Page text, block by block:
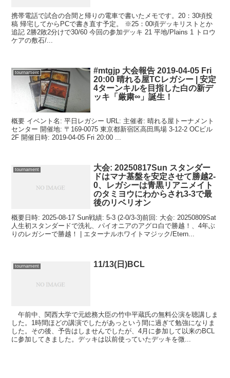
携帯電話で試合の合間と帰りの電車で書いたメモです。20：30頃投
稿 帰宅してからPCで書き直す予定。 ※25：00頃デッキリストとか
追記 2勝2敗2分けで30/60 今回の参加デッキ 21 平地/Plains 1 トロウ
ケアの敷石/...
tournament
#mtgjp 大会報告 2019-04-05 Fri
20:00 晴れる屋TCレガシー | 安定
4ターンキルを目指した白の新デ
ッキ「厳粛∞」誕生！
概要 イベント名: 平日レガシー URL: 主催者: 晴れる屋トーナメント
センター 開催地: 〒169-0075 東京都新宿区高田馬場 3-12-2 OCビル
2F 開催日時: 2019-04-05 Fri 20:00 ...
tournament
大会: 20250817Sun スタンダー
ドはマナ基盤を安定させて勝越2-
0、レガシーは青黒リアニメイト
のタミヨウにわからされ3-3で最
後のリベリオン
概要日時: 2025-08-17 Sun戦績: 5-3 (2-0/3-3)前回: 大会: 20250809Sat
人生初スタンダードで洗礼、パイオニアのアグロ白で勝越！、4年ぶ
りのレガシーで勝越！ | エターナルホワイトマジック/Etern...
tournament 11/13(日)BCL
午前中、関西大学で元総務大臣の竹中平蔵氏の無料公演を聴講しま
した。1時間ほどの講演でしたがあっという間に過ぎて勉強になりま
した。その後、予告はしませんでしたが、4月に参加して以来のBCL
に参加してきました。デッキは以前使っていたデッキを微...